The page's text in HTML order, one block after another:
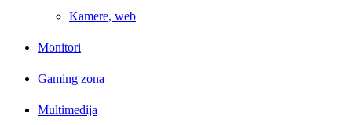
Kamere, web
Monitori
Gaming zona
Multimedija